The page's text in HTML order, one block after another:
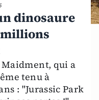
dinosaure
millions
qui a
tenu à
: "Jurassic Park